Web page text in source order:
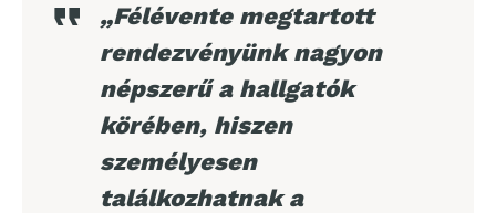
„Félévente megtartott
rendezvényünk nagyon
népszerű a hallgatók
körében, hiszen
személyesen
találkozhatnak a